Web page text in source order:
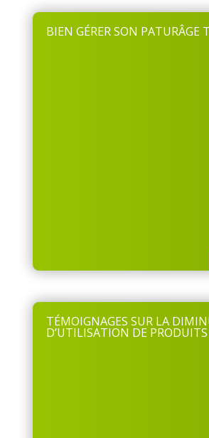
BIEN GÉRER SON PATURÂGE
TÉMOIGNAGES SUR LA
D’UTILISATION DE PRODUITS